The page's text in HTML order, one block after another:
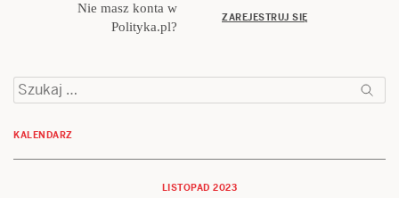
Nie masz konta w
Polityka.pl?
ZAREJESTRUJ SIĘ
Szukaj:
KALENDARZ
LISTOPAD 2023